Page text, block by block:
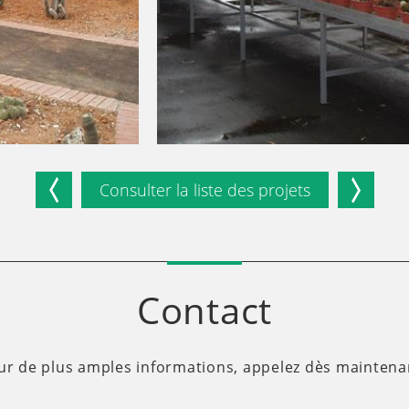
Consulter la liste des projets
Contact
de plus amples informations, appelez dès